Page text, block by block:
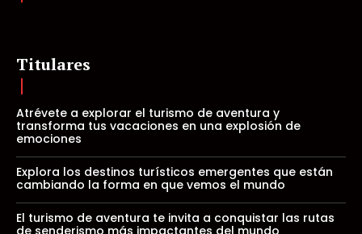
Titulares
Atrévete a explorar el turismo de aventura y
transforma tus vacaciones en una explosión de
emociones
Explora los destinos turísticos emergentes que están
cambiando la forma en que vemos el mundo
El turismo de aventura te invita a conquistar las rutas
de senderismo más impactantes del mundo